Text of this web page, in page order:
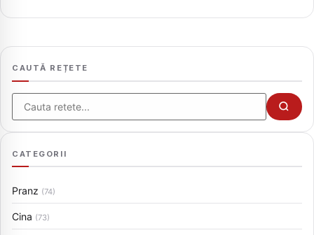
CAUTĂ REȚETE
Cauta
CATEGORII
Pranz (74)
Cina (73)